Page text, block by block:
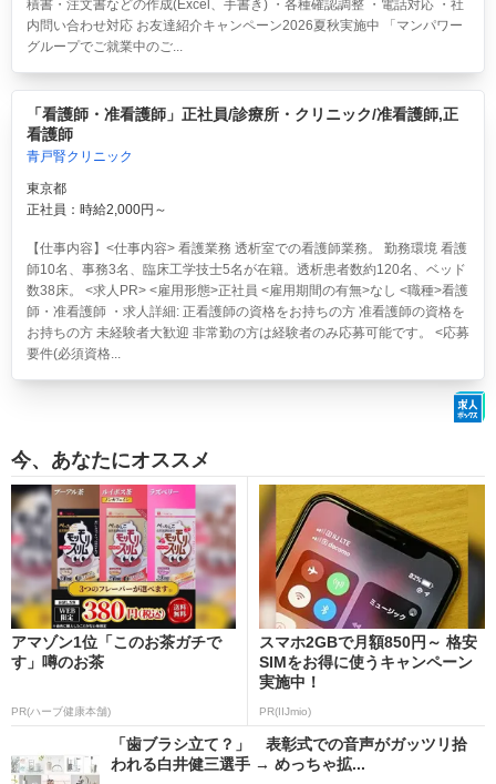
積書・注文書などの作成(Excel、手書き) ・各種確認調整 ・電話対応 ・社
内問い合わせ対応 お友達紹介キャンペーン2026夏秋実施中 「マンパワー
グループでご就業中のご...
「看護師・准看護師」正社員/診療所・クリニック/准看護師,正
看護師
青戸腎クリニック
東京都
正社員：時給2,000円～
【仕事内容】<仕事内容> 看護業務 透析室での看護師業務。 勤務環境 看護
師10名、事務3名、臨床工学技士5名が在籍。透析患者数約120名、ベッド
数38床。 <求人PR> <雇用形態>正社員 <雇用期間の有無>なし <職種>看護
師・准看護師 ・求人詳細: 正看護師の資格をお持ちの方 准看護師の資格を
お持ちの方 未経験者大歓迎 非常勤の方は経験者のみ応募可能です。 <応募
要件(必須資格...
今、あなたにオススメ
アマゾン1位「このお茶ガチで
す」噂のお茶
PR(ハーブ健康本舗)
スマホ2GBで月額850円～ 格安
SIMをお得に使うキャンペーン
実施中！
PR(IIJmio)
「歯ブラシ立て？」 表彰式での音声がガッツリ拾
われる白井健三選手 → めっちゃ拡...